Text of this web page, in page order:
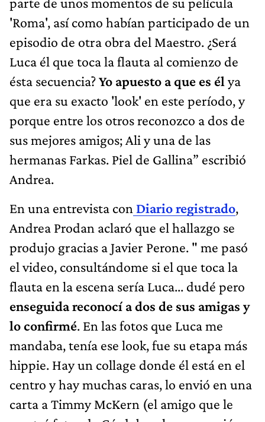
'Roma', así como habían participado de un
episodio de otra obra del Maestro. ¿Será
Luca él que toca la flauta al comienzo de
ésta secuencia?Yo apuesto a que es él ya
que era su exacto 'look' en este período, y
porque entre los otros reconozco a dos de
sus mejores amigos; Ali y una de las
hermanas Farkas. Piel de Gallina” escribió
Andrea.
En una entrevista con Diario registrado,
Andrea Prodan aclaró que el hallazgo se
produjo gracias a Javier Perone. " me pasó
el video, consultándome si el que toca la
flauta en la escena sería Luca... dudé pero
enseguida reconocí a dos de sus amigas y
lo confirmé. En las fotos que Luca me
mandaba, tenía ese look, fue su etapa más
hippie. Hay un collage donde él está en el
centro y hay muchas caras, lo envió en una
carta a Timmy McKern (el amigo que le